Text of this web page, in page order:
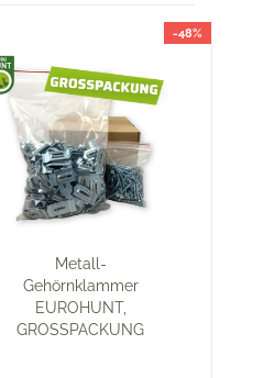
-48%
Metall-
Gehörnklammer
EUROHUNT,
GROSSPACKUNG